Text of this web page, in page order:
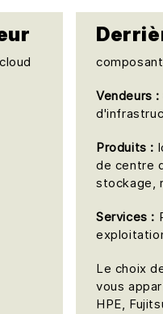
Vendeurs :
Produits :
de centre
stockage,
Services :
Le choix
vous
HPE,